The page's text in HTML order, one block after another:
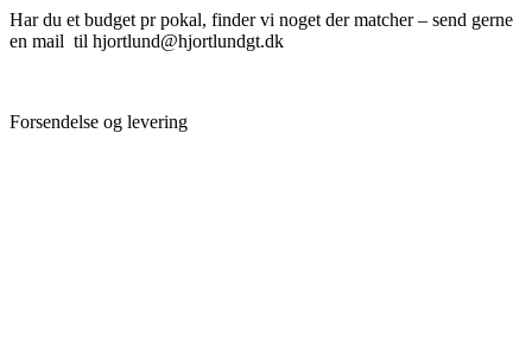
Har du et budget pr pokal, finder vi noget der matcher – send gerne
en mail til hjortlund@hjortlundgt.dk
Forsendelse og levering